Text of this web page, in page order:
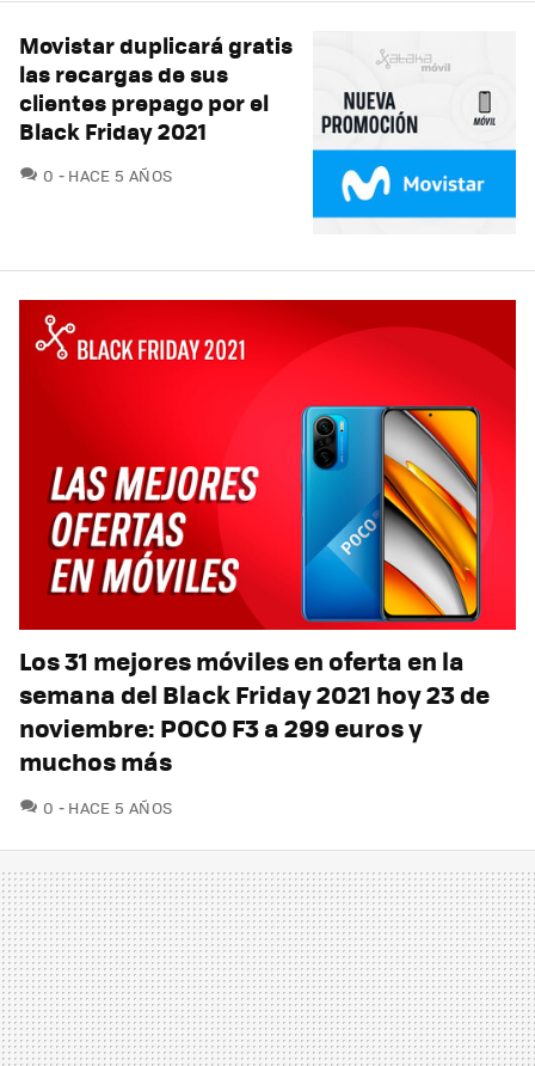
Movistar duplicará gratis
las recargas de sus
clientes prepago por el
Black Friday 2021
0 COMENTARIOS
HACE 5 AÑOS
Los 31 mejores móviles en oferta en la
semana del Black Friday 2021 hoy 23 de
noviembre: POCO F3 a 299 euros y
muchos más
0 COMENTARIOS
HACE 5 AÑOS